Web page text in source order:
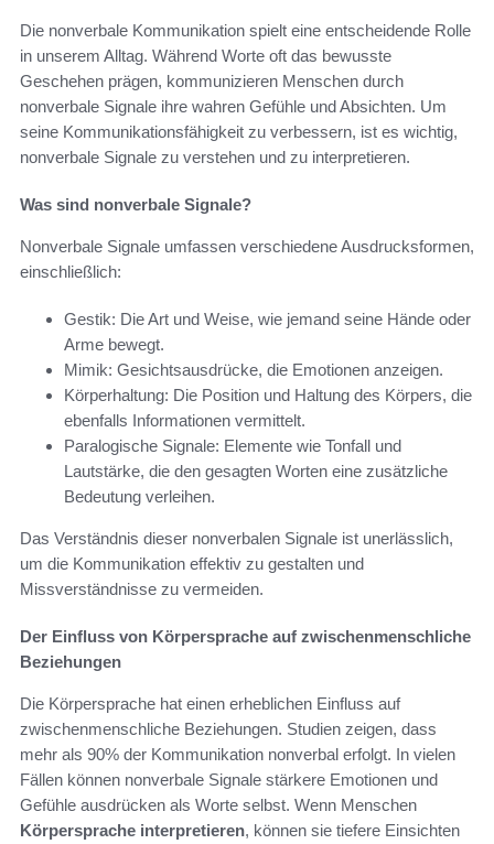
Die nonverbale Kommunikation spielt eine entscheidende Rolle
in unserem Alltag. Während Worte oft das bewusste
Geschehen prägen, kommunizieren Menschen durch
nonverbale Signale ihre wahren Gefühle und Absichten. Um
seine Kommunikationsfähigkeit zu verbessern, ist es wichtig,
nonverbale Signale zu verstehen und zu interpretieren.
Was sind nonverbale Signale?
Nonverbale Signale umfassen verschiedene Ausdrucksformen,
einschließlich:
Gestik: Die Art und Weise, wie jemand seine Hände oder
Arme bewegt.
Mimik: Gesichtsausdrücke, die Emotionen anzeigen.
Körperhaltung: Die Position und Haltung des Körpers, die
ebenfalls Informationen vermittelt.
Paralogische Signale: Elemente wie Tonfall und
Lautstärke, die den gesagten Worten eine zusätzliche
Bedeutung verleihen.
Das Verständnis dieser nonverbalen Signale ist unerlässlich,
um die Kommunikation effektiv zu gestalten und
Missverständnisse zu vermeiden.
Der Einfluss von Körpersprache auf zwischenmenschliche
Beziehungen
Die Körpersprache hat einen erheblichen Einfluss auf
zwischenmenschliche Beziehungen. Studien zeigen, dass
mehr als 90% der Kommunikation nonverbal erfolgt. In vielen
Fällen können nonverbale Signale stärkere Emotionen und
Gefühle ausdrücken als Worte selbst. Wenn Menschen
Körpersprache interpretieren, können sie tiefere Einsichten